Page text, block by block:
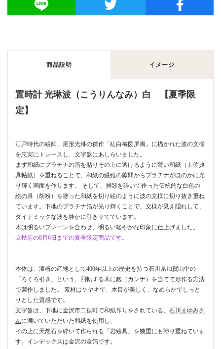
商品説明 イメージ
置時計 光琳波（こうりんなみ）白 【夏季限
定】
江戸時代の絵師、尾形光琳の傑作「紅白梅図屏風」に描かれた波の文様
を忠実にトレースし、文字盤にあしらいました。
まず和紙にプラチナの箔を貼りその上に透けるように薄い和紙（土佐典
具帖紙）を重ねることで、和紙の繊維の隙間からプラチナがほのかに光
り輝く画面を作ります。 そして、貝殻を砕いて作った伝統的な白色の
絵の具（胡粉）を塗った和紙を切り絵のように波の文様に切り抜き重ね
ています。下地のプラチナ箔が光り輝くことで、文様が見え隠れして、
ダイナミックな波を静かに引き立てています。
木は明るいプレーンを合わせ、明るい軽やかな印象に仕上げました。
立秋前の8月6日までの夏季限定商品です。
本体は、漆器の産地として400年以上の歴史を持つ石川県加賀山中の
「ろくろ引き」という、回転する木に鉋（カンナ）を当てて形作る方法
で製作しました。 素材はケヤキで、木目が美しく、なめらかでしっと
りとした質感です。
文字盤は、下地に金沢市二俣町で和紙作りをされている、 石川まゆみさ
んに漉いていただいた和紙を使用し、
その上に天然石を砕いて作られる「岩絵具」を幾重にも塗り重ねていま
す。インデックスは金沢の金箔です。